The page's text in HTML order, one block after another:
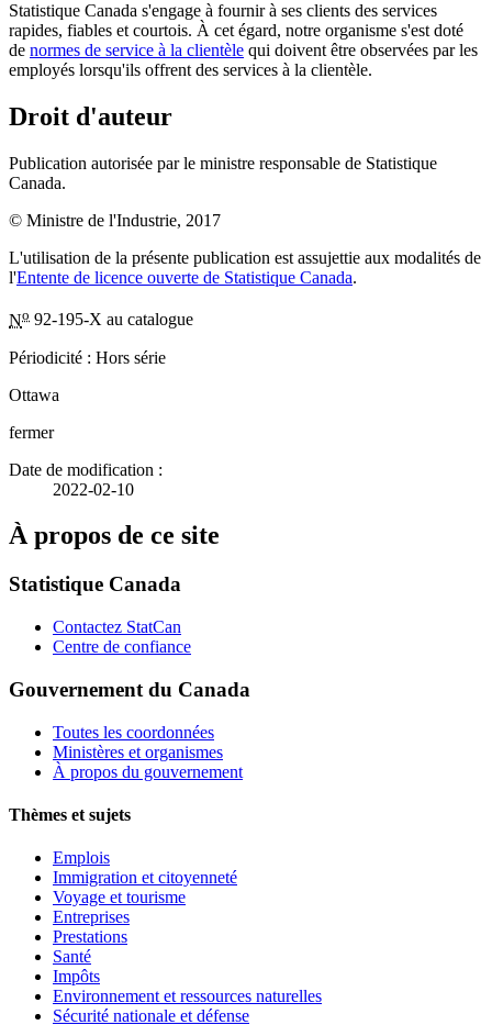
Statistique Canada s'engage à fournir à ses clients des services
rapides, fiables et courtois. À cet égard, notre organisme s'est doté
de normes de service à la clientèle qui doivent être observées par les
employés lorsqu'ils offrent des services à la clientèle.
Droit d'auteur
Publication autorisée par le ministre responsable de Statistique
Canada.
© Ministre de l'Industrie, 2017
L'utilisation de la présente publication est assujettie aux modalités de
l'Entente de licence ouverte de Statistique Canada.
No 92-195-X au catalogue
Périodicité : Hors série
Ottawa
fermer
Date de modification :
2022-02-10
À propos de ce site
Statistique Canada
Contactez StatCan
Centre de confiance
Gouvernement du Canada
Toutes les coordonnées
Ministères et organismes
À propos du gouvernement
Thèmes et sujets
Emplois
Immigration et citoyenneté
Voyage et tourisme
Entreprises
Prestations
Santé
Impôts
Environnement et ressources naturelles
Sécurité nationale et défense